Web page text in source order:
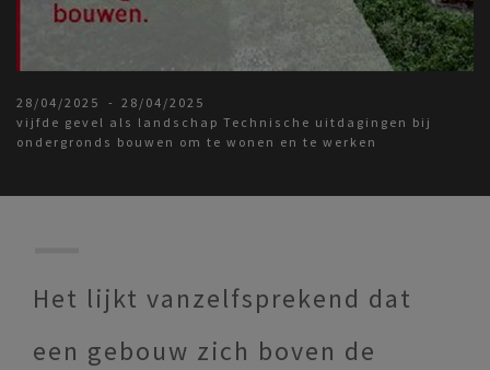
28/04/2025
28/04/2025
vijfde gevel als landschap Technische uitdagingen bij
ondergronds bouwen om te wonen en te werken
Het lijkt vanzelfsprekend dat
een gebouw zich boven de